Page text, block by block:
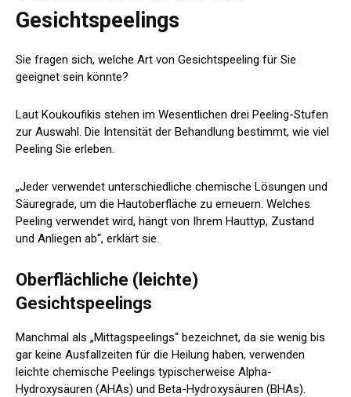
Gesichtspeelings
Sie fragen sich, welche Art von Gesichtspeeling für Sie
geeignet sein könnte?
Laut Koukoufikis stehen im Wesentlichen drei Peeling-Stufen
zur Auswahl. Die Intensität der Behandlung bestimmt, wie viel
Peeling Sie erleben.
„Jeder verwendet unterschiedliche chemische Lösungen und
Säuregrade, um die Hautoberfläche zu erneuern. Welches
Peeling verwendet wird, hängt von Ihrem Hauttyp, Zustand
und Anliegen ab“, erklärt sie.
Oberflächliche (leichte)
Gesichtspeelings
Manchmal als „Mittagspeelings“ bezeichnet, da sie wenig bis
gar keine Ausfallzeiten für die Heilung haben, verwenden
leichte chemische Peelings typischerweise Alpha-
Hydroxysäuren (AHAs) und Beta-Hydroxysäuren (BHAs).